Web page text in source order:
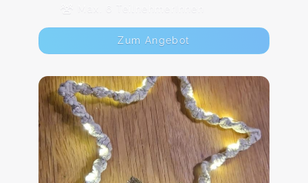
Max. 6 TeilnehmerInnen
Zum Angebot